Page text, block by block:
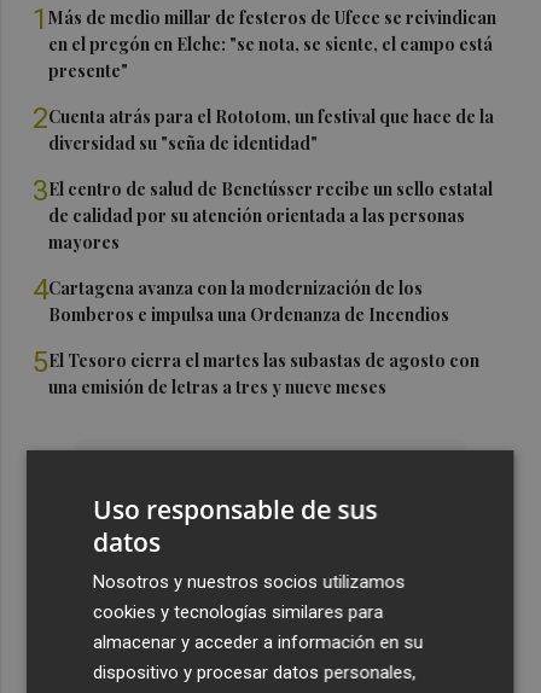
1Más de medio millar de festeros de Ufece se reivindican
en el pregón en Elche: "se nota, se siente, el campo está
presente"
2Cuenta atrás para el Rototom, un festival que hace de la
diversidad su "seña de identidad"
3El centro de salud de Benetússer recibe un sello estatal
de calidad por su atención orientada a las personas
mayores
4Cartagena avanza con la modernización de los
Bomberos e impulsa una Ordenanza de Incendios
5El Tesoro cierra el martes las subastas de agosto con
una emisión de letras a tres y nueve meses
Uso responsable de sus
datos
Nosotros y nuestros socios utilizamos
cookies y tecnologías similares para
almacenar y acceder a información en su
dispositivo y procesar datos personales,